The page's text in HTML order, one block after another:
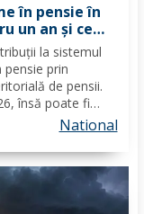
în pensie în
un an și ce
la sistemul
prin
de pensii.
însă poate fi
lege. Costul
National